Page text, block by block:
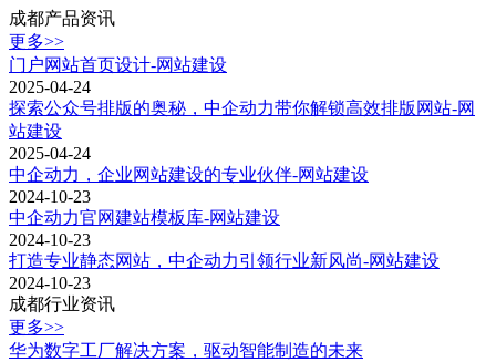
成都产品资讯
更多>>
门户网站首页设计-网站建设
2025-04-24
探索公众号排版的奥秘，中企动力带你解锁高效排版网站-网
站建设
2025-04-24
中企动力，企业网站建设的专业伙伴-网站建设
2024-10-23
中企动力官网建站模板库-网站建设
2024-10-23
打造专业静态网站，中企动力引领行业新风尚-网站建设
2024-10-23
成都行业资讯
更多>>
华为数字工厂解决方案，驱动智能制造的未来